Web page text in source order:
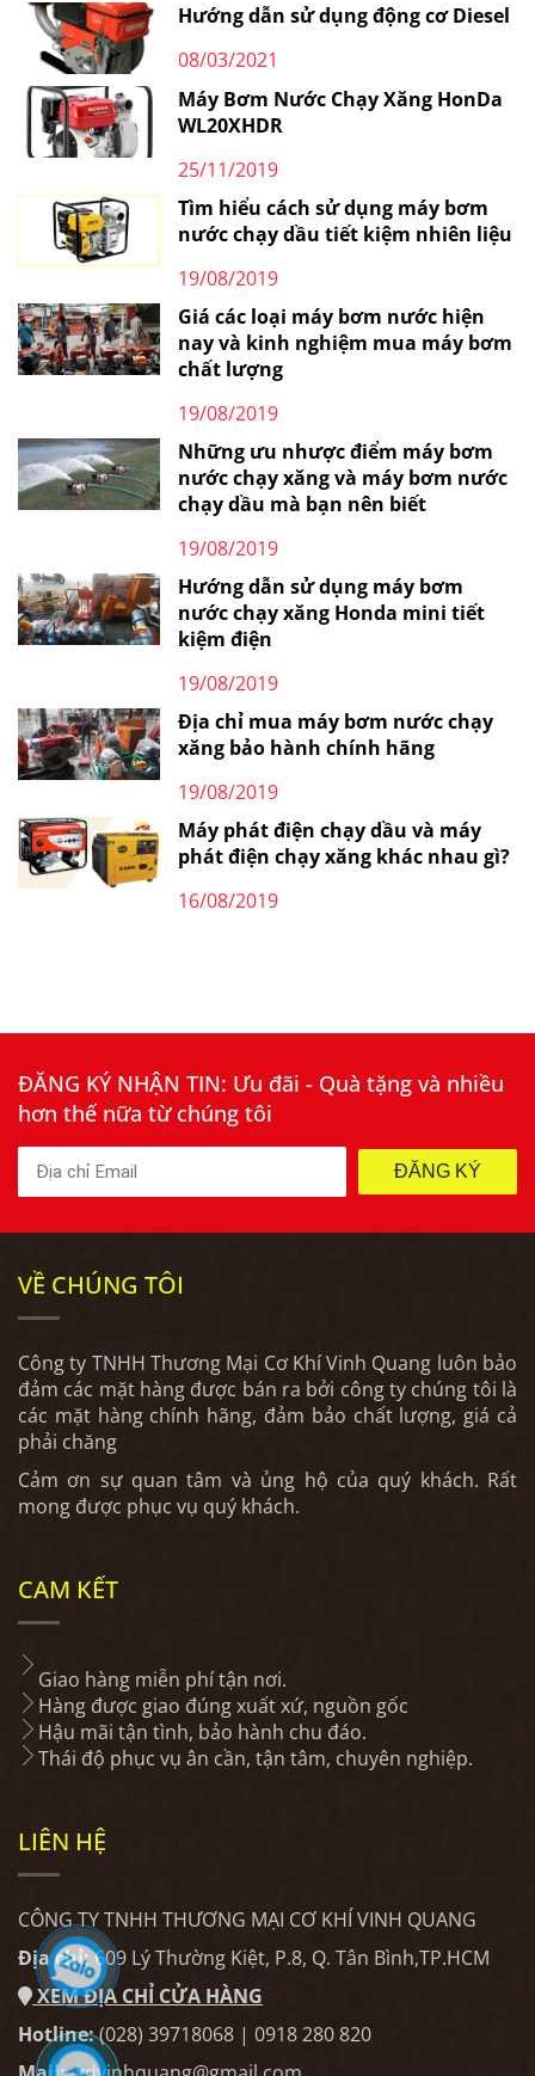
Hướng dẫn sử dụng động cơ Diesel
08/03/2021
Máy Bơm Nước Chạy Xăng HonDa
WL20XHDR
25/11/2019
Tìm hiểu cách sử dụng máy bơm
nước chạy dầu tiết kiệm nhiên liệu
19/08/2019
Giá các loại máy bơm nước hiện
nay và kinh nghiệm mua máy bơm
chất lượng
19/08/2019
Những ưu nhược điểm máy bơm
nước chạy xăng và máy bơm nước
chạy dầu mà bạn nên biết
19/08/2019
Hướng dẫn sử dụng máy bơm
nước chạy xăng Honda mini tiết
kiệm điện
19/08/2019
Địa chỉ mua máy bơm nước chạy
xăng bảo hành chính hãng
19/08/2019
Máy phát điện chạy dầu và máy
phát điện chạy xăng khác nhau gì?
16/08/2019
ĐĂNG KÝ NHẬN TIN: Ưu đãi - Quà tặng và nhiều
hơn thế nữa từ chúng tôi
ĐĂNG KÝ
VỀ CHÚNG TÔI
Công ty TNHH Thương Mại Cơ Khí Vinh Quang luôn bảo
đảm các mặt hàng được bán ra bởi công ty chúng tôi là
các mặt hàng chính hãng, đảm bảo chất lượng, giá cả
phải chăng
Cảm ơn sự quan tâm và ủng hộ của quý khách. Rất
mong được phục vụ quý khách.
CAM KẾT
Giao hàng miễn phí tận nơi.
Hàng được giao đúng xuất xứ, nguồn gốc
Hậu mãi tận tình, bảo hành chu đáo.
Thái độ phục vụ ân cần, tận tâm, chuyên nghiệp.
LIÊN HỆ
CÔNG TY TNHH THƯƠNG MẠI CƠ KHÍ VINH QUANG
Địa chỉ:609 Lý Thường Kiệt, P.8, Q. Tân Bình,TP.HCM
XEM ĐỊA CHỈ CỬA HÀNG
Hotline:(028) 39718068 | 0918 280 820